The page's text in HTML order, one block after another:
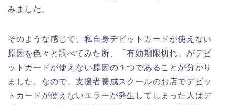
みました。
そのような感じで、私自身デビットカードが使えない
原因を色々と調べてみた所、「有効期限切れ」がデビ
ットカードが使えない原因の１つであることが分かり
ました。なので、支援者養成スクールのお店でデビッ
トカードが使えないエラーが発生してしまった人はデ